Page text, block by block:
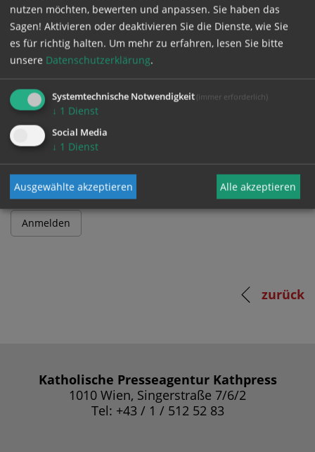
Bitte melden Sie sich mit Ihrem Benutzernamen
und Passwort an.
Benutzername
Passwort
zurück
Katholische Presseagentur Kathpress
1010 Wien, Singerstraße 7/6/2
Tel: +43 / 1 / 512 52 83
nutzen möchten, bewerten und anpassen. Sie haben das
Sagen! Aktivieren oder deaktivieren Sie die Dienste, wie Sie
es für richtig halten. Um mehr zu erfahren, lesen Sie bitte
unsere Datenschutzerklärung.
Systemtechnische Notwendigkeit (immer erforderlich)
↓ 1 Dienst
Social Media
↓ 1 Dienst
Ausgewählte akzeptieren Alle akzeptieren